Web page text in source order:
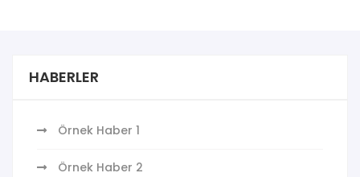
HABERLER
Örnek Haber 1
Örnek Haber 2